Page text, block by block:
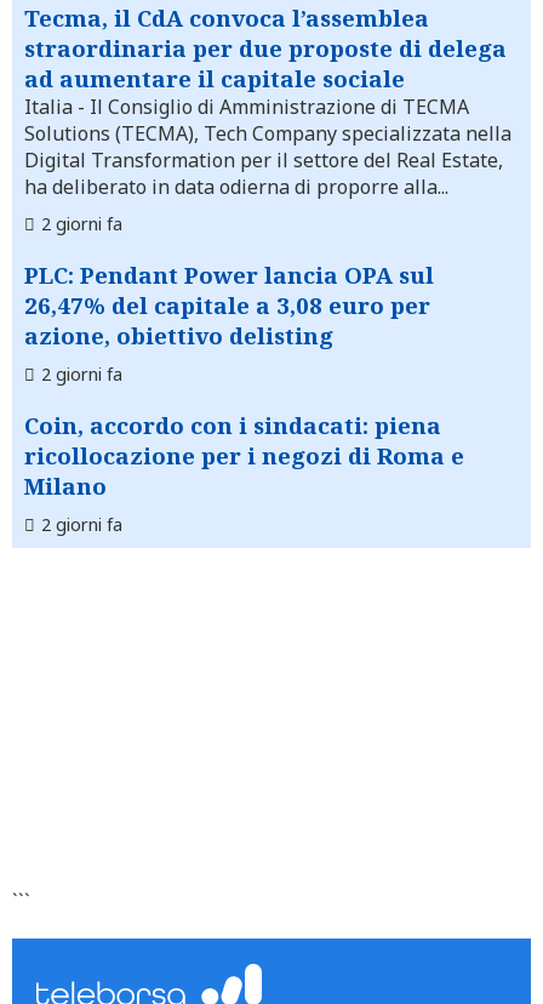
Tecma, il CdA convoca l’assemblea
straordinaria per due proposte di delega
ad aumentare il capitale sociale
Italia - Il Consiglio di Amministrazione di TECMA
Solutions (TECMA), Tech Company specializzata nella
Digital Transformation per il settore del Real Estate,
ha deliberato in data odierna di proporre alla...
2 giorni fa
PLC: Pendant Power lancia OPA sul
26,47% del capitale a 3,08 euro per
azione, obiettivo delisting
2 giorni fa
Coin, accordo con i sindacati: piena
ricollocazione per i negozi di Roma e
Milano
2 giorni fa
```